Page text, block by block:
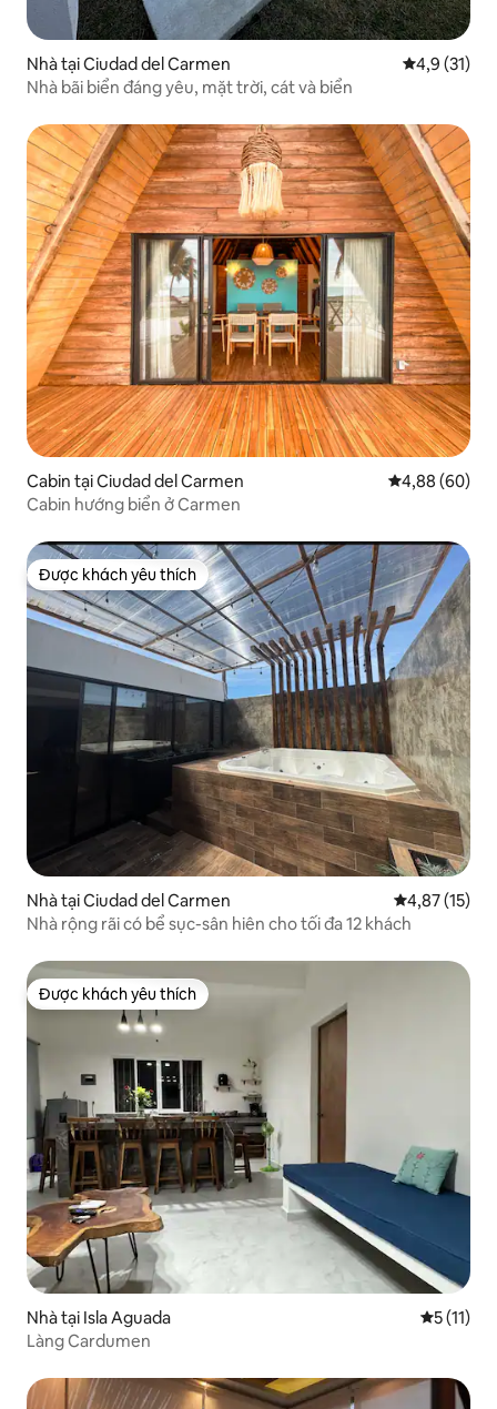
Nhà tại Ciudad del Carmen Xếp hạng
4,9 (31)
Nhà bãi biển đáng yêu, mặt trời, cát và biển
Cabin tại Ciudad del Carmen Xếp hạng
4,88 (60)
Cabin hướng biển ở Carmen
Được khách yêu thích
Được khách yêu thích
Nhà tại Ciudad del Carmen Xếp hạng
4,87 (15)
Nhà rộng rãi có bể sục-sân hiên cho tối đa 12 khách
Được khách yêu thích
Được khách yêu thích
Nhà tại Isla Aguada Xếp hạng
5 (11)
Làng Cardumen